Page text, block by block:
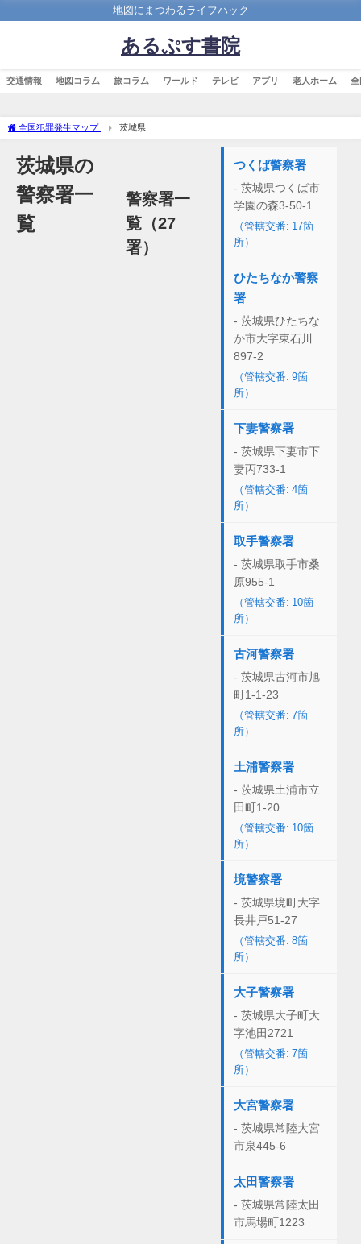
地図にまつわるライフハック
あるぷす書院
交通情報 地図コラム 旅コラム ワールド テレビ アプリ 老人ホーム 全
全国犯罪発生マップ 茨城県
茨城県の
警察署一
覧
警察署一
覧（27
署）
つくば警察署
- 茨城県つくば市
学園の森3-50-1
（管轄交番: 17箇
所）
ひたちなか警察
署
- 茨城県ひたちな
か市大字東石川
897-2
（管轄交番: 9箇
所）
下妻警察署
- 茨城県下妻市下
妻丙733-1
（管轄交番: 4箇
所）
取手警察署
- 茨城県取手市桑
原955-1
（管轄交番: 10箇
所）
古河警察署
- 茨城県古河市旭
町1-1-23
（管轄交番: 7箇
所）
土浦警察署
- 茨城県土浦市立
田町1-20
（管轄交番: 10箇
所）
境警察署
- 茨城県境町大字
長井戸51-27
（管轄交番: 8箇
所）
大子警察署
- 茨城県大子町大
字池田2721
（管轄交番: 7箇
所）
大宮警察署
- 茨城県常陸大宮
市泉445-6
太田警察署
- 茨城県常陸太田
市馬場町1223